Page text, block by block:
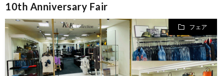
LIST
10th Anniversary Fair
フェア